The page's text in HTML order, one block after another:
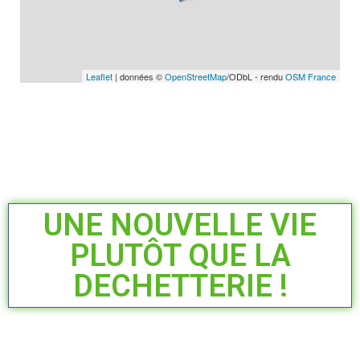
Leaflet | données ©OpenStreetMap/ODbL - renduOSM France
UNE NOUVELLE VIE
PLUTÔT QUE LA
DECHETTERIE !